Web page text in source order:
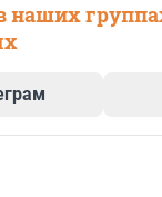
наших